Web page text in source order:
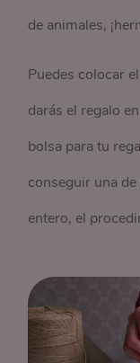
de animales,
Puedes colocar
darás el regalo
bolsa para tu
conseguir una
entero, el